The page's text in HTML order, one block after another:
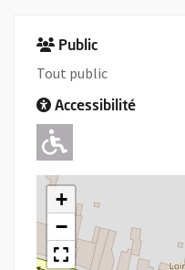
Public
Tout public
Accessibilité
Adapté
+
−